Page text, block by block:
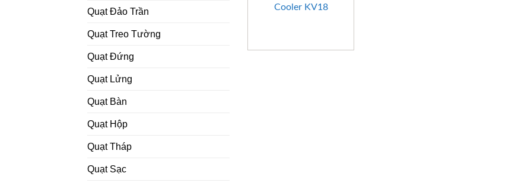
Quạt Đảo Trần
Quạt Treo Tường
Quạt Đứng
Quạt Lửng
Quạt Bàn
Quạt Hộp
Quạt Tháp
Quạt Sạc
Cooler KV18